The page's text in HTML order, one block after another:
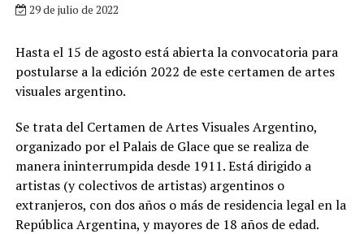
29 de julio de 2022
Hasta el 15 de agosto está abierta la convocatoria para
postularse a la edición 2022 de este certamen de artes
visuales argentino.
Se trata del Certamen de Artes Visuales Argentino,
organizado por el Palais de Glace que se realiza de
manera ininterrumpida desde 1911. Está dirigido a
artistas (y colectivos de artistas) argentinos o
extranjeros, con dos años o más de residencia legal en la
República Argentina, y mayores de 18 años de edad.